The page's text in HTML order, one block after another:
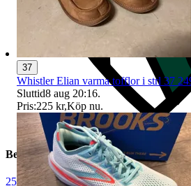
Beskrivning
25|
37
Whistler Elian varma tofflor i strl 37
Sluttid8 aug 20:16.
Pris:225 kr,Köp nu.